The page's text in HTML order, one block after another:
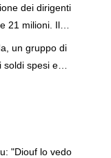
dei dirigenti
21 milioni. Il
10 lordi
un gruppo di
soldi spesi e
"Diouf lo vedo